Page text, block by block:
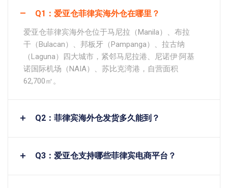
Q1：爱亚仓菲律宾海外仓在哪里？
爱亚仓菲律宾海外仓位于马尼拉（Manila）、布拉
干（Bulacan）、邦板牙（Pampanga）、拉古纳
（Laguna）四大城市，紧邻马尼拉港、尼诺伊·阿基
诺国际机场（NAIA）、苏比克湾港，自营面积
62,700㎡。
Q2：菲律宾海外仓发货多久能到？
Q3：爱亚仓支持哪些菲律宾电商平台？